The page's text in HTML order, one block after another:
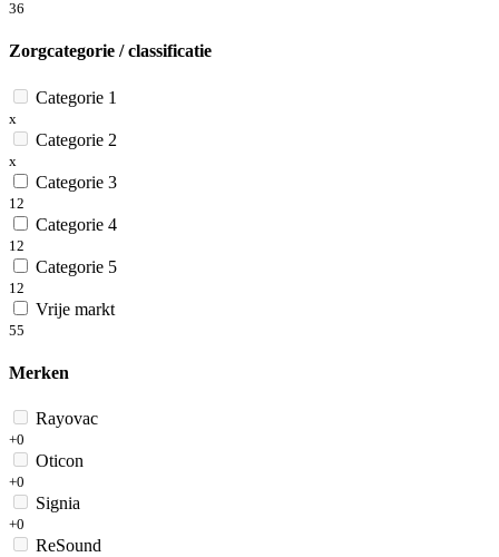
36
Zorgcategorie / classificatie
Categorie 1
x
Categorie 2
x
Categorie 3
12
Categorie 4
12
Categorie 5
12
Vrije markt
55
Merken
Rayovac
+0
Oticon
+0
Signia
+0
ReSound